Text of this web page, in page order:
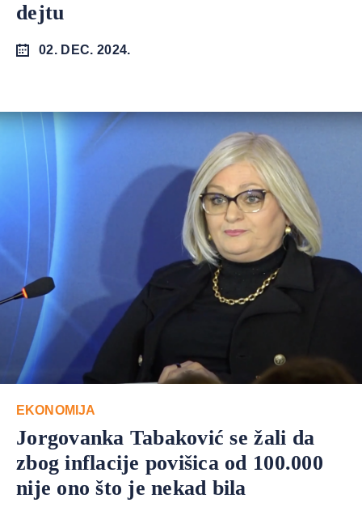
dejtu
02. DEC. 2024.
EKONOMIJA
Jorgovanka Tabaković se žali da
zbog inflacije povišica od 100.000
nije ono što je nekad bila